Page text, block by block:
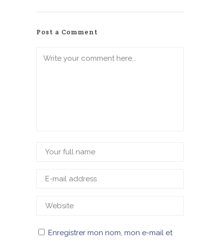
Post a Comment
Enregistrer mon nom, mon e-mail et